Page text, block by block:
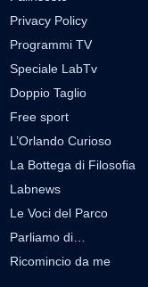
Privacy Policy
Programmi TV
Speciale LabTv
Doppio Taglio
Free sport
L’Orlando Curioso
La Bottega di Filosofia
Labnews
Le Voci del Parco
Parliamo di…
Ricomincio da me